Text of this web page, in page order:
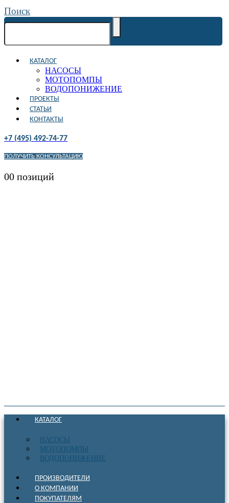
Поиск
КАТАЛОГ
НАСОСЫ
МОТОПОМПЫ
ВОДОПОНИЖЕНИЕ
ПРОЕКТЫ
СТАТЬИ
КОНТАКТЫ
+7 (495) 492-74-77
ПОЛУЧИТЬ КОНСУЛЬТАЦИЮ
00 позиций
КАТАЛОГ
НАСОСЫ
МОТОПОМПЫ
ВОДОПОНИЖЕНИЕ
ПРОИЗВОДИТЕЛИ
О КОМПАНИИ
ПОКУПАТЕЛЯМ